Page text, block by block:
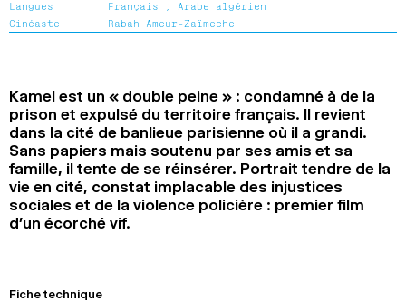
2024
2022
2020
2018
Langues
Français ; Arabe algérien
Cinéaste
Rabah Ameur-Zaïmeche
Kamel est un « double peine » : condamné à de la
prison et expulsé du territoire français. Il revient
dans la cité de banlieue parisienne où il a grandi.
Sans papiers mais soutenu par ses amis et sa
famille, il tente de se réinsérer. Portrait tendre de la
vie en cité, constat implacable des injustices
sociales et de la violence policière : premier film
d’un écorché vif.
Fiche technique